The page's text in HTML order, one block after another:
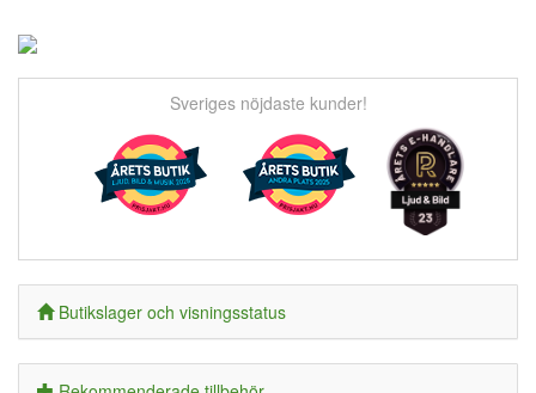
Sveriges nöjdaste kunder!
Butikslager och visningsstatus